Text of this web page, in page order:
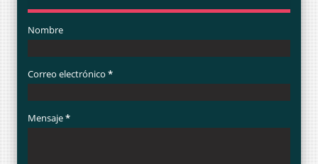
Nombre
Correo electrónico *
Mensaje*